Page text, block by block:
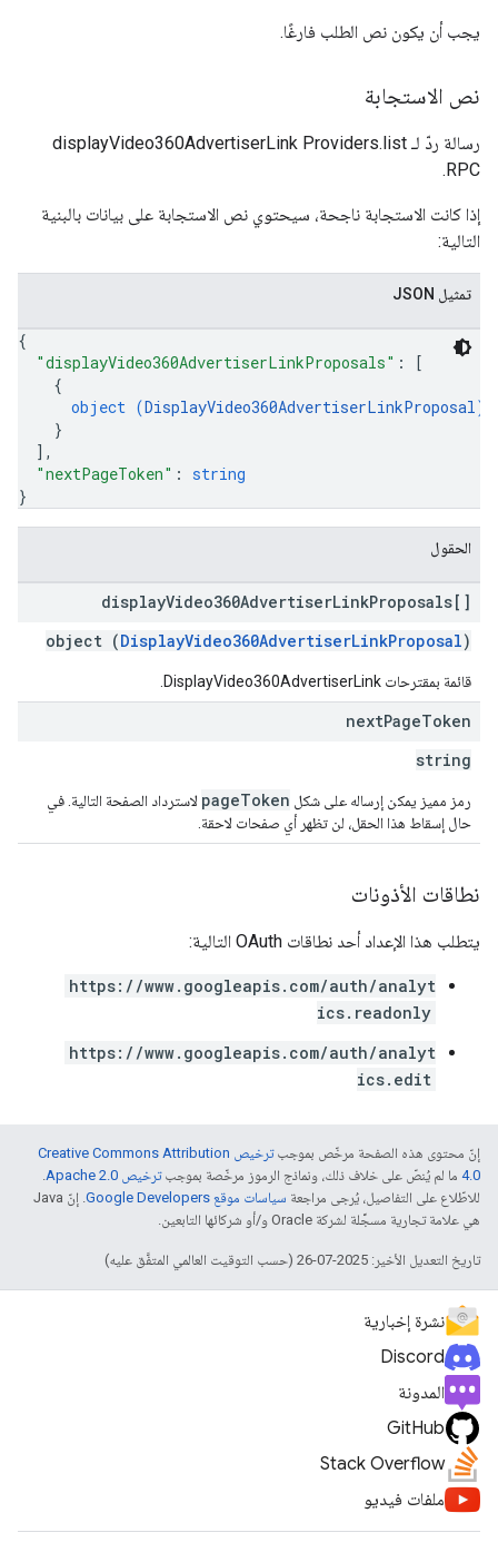
يجب أن يكون نص الطلب فارغًا.
نص الاستجابة
رسالة ردّ لـ displayVideo360AdvertiserLink Providers.list
RPC.
إذا كانت الاستجابة ناجحة، سيحتوي نص الاستجابة على بيانات بالبنية
التالية:
تمثيل JSON
{
"displayVideo360AdvertiserLinkProposals" :
[
{
object (DisplayVideo360AdvertiserLinkProposal)
}
] ,
"nextPageToken" : string
}
الحقول
displayVideo360AdvertiserLinkProposals[]
object (DisplayVideo360AdvertiserLinkProposal)
قائمة بمقترحات DisplayVideo360AdvertiserLink.
nextPageToken
string
رمز مميز يمكن إرساله على شكل pageToken لاسترداد الصفحة التالية. في
حال إسقاط هذا الحقل، لن تظهر أي صفحات لاحقة.
نطاقات الأذونات
يتطلب هذا الإعداد أحد نطاقات OAuth التالية:
https://www.googleapis.com/auth/analyt
ics.readonly
https://www.googleapis.com/auth/analyt
ics.edit
إنّ محتوى هذه الصفحة مرخّص بموجب
ترخيص Creative Commons Attribution
4.0‏ ما لم يُنصّ على خلاف ذلك، ونماذج الرموز مرخّصة بموجبترخيص Apache 2.0‏
.
للاطّلاع على التفاصيل، يُرجى مراجعة سياسات موقع Google Developers‏
. إنّ Java
هي علامة تجارية مسجَّلة لشركة Oracle و/أو شركائها التابعين.
تاريخ التعديل الأخير: 2025-07-26 (حسب التوقيت العالمي المتفَّق عليه)
نشرة إخبارية
Discord
المدونة
GitHub
Stack Overflow
ملفات فيديو